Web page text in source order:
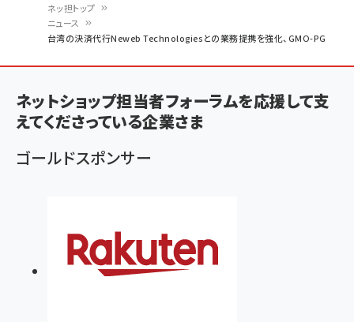
ン
く
ず
ネッ担トップ
ニュース
台湾の決済代行Neweb Technologiesとの業務提携を強化、GMO-PG
ネットショップ担当者フォーラムを応援して支
えてくださっている企業さま
ゴールドスポンサー